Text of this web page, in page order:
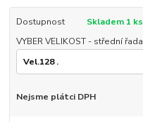
Dostupnost
Skladem 1 ks
VYBER VELIKOST - střední řada
Nejsme plátci DPH